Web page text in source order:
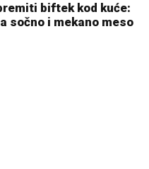
biftek kod kuće:
sočno i mekano meso